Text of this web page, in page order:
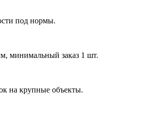
под нормы.
минимальный заказ 1 шт.
на крупные объекты.